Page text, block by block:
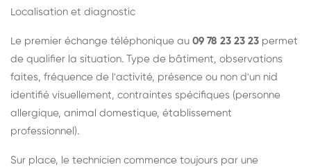
Localisation et diagnostic
Le premier échange téléphonique au 09 78 23 23 23 permet
de qualifier la situation. Type de bâtiment, observations
faites, fréquence de l'activité, présence ou non d'un nid
identifié visuellement, contraintes spécifiques (personne
allergique, animal domestique, établissement
professionnel).
Sur place, le technicien commence toujours par une